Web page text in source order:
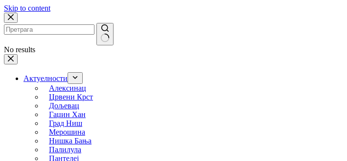
Skip to content
No results
Актуелности
Алексинац
Црвени Крст
Дољевац
Гаџин Хан
Град Ниш
Мерошина
Нишка Бања
Палилула
Пантелеј